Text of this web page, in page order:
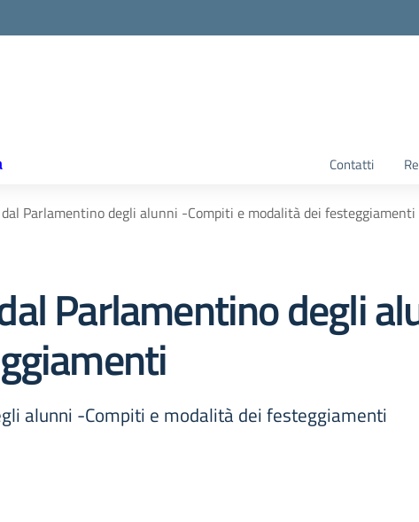
Contatti
Parlamentino degli alunni -Compiti e modalità dei festeggiamenti
Parlamentino degli
alunni -Compiti e modalità dei festeggiamenti